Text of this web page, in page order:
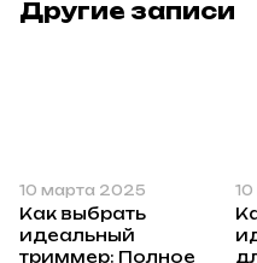
Другие записи
10 марта 2025
Как выбрать
идеальный
триммер: Полное